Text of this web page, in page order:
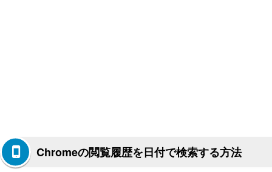
Chromeの閲覧履歴を日付で検索する方法